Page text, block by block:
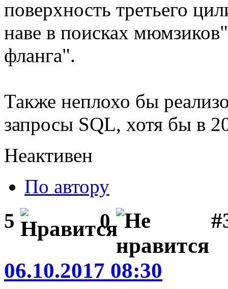
поверхность третьего
наве в поисках
фланга".
Также неплохо бы
запросы SQL, хотя бы в
Неактивен
По автору
5 0
06.10.2017 08:30